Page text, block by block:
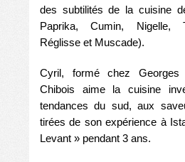
des subtilités de la cuisine
Paprika, Cumin, Nigelle,
Réglisse et Muscade).
Cyril, formé chez
Chibois aime la cuisine
tendances du sud, aux
tirées de son expérience à
Levant » pendant 3 ans.